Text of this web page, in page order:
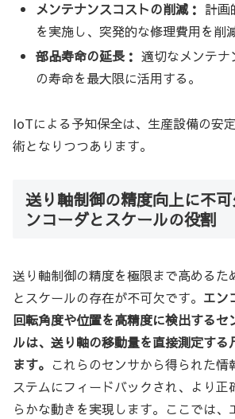
メンテナンスコストの削減： 計画
を実施し、突発的な修理費用を削
部品寿命の延長： 適切なメンテナ
の寿命を最大限に活用する。
IoTによる予知保全は、生産設備の安
術となりつつあります。
送り軸制御の精度向上に不
ンコーダとスケールの役割
送り軸制御の精度を極限まで高めるた
とスケールの存在が不可欠です。 エン
回転角度や位置を高精度に検出するセ
ルは、送り軸の移動量を直接測定する
ます。 これらのセンサから得られた情
ステムにフィードバックされ、より正
らかな動きを実現します。ここでは、